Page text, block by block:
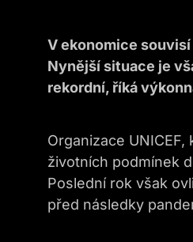
V ekonomice
Nynější situace je
rekordní, říká
Organizace
životních podmínek
Poslední rok však
před následky